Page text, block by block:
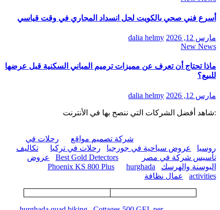
أسرع فني صحي بالكويت لحل انسداد المجاري في وقت قياسي
مارس 12, 2026
dalia helmy
New News
ماذا تحتاج أن تعرف عن مميزات ترميم المباني السكنية قبل عرضها
للبيع؟
مارس 12, 2026 dalia helmy
:شاهد أفضل الشركات التي ننصح بها في الأنترنت
شركة تصميم مواقع
رحلات في
روسيا
عروض سياحية في جورجيا رحلات في تركيا
تكاليف
تأسيس شركة في مصر
Best Gold Detectors
عروض
البوسنة والهرسك
Phoenix KS 800 Plus
hurghada
activities
عمال نظافة